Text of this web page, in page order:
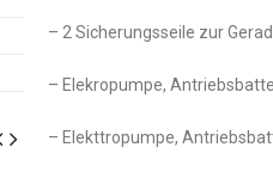
– 2 Sicherungsseile zur
– Elekropumpe,
– Elekttropumpe,